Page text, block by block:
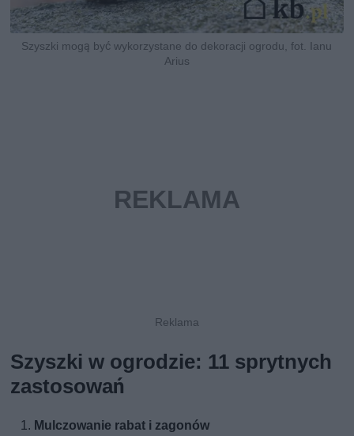
Szyszki mogą być wykorzystane do dekoracji ogrodu, fot. Ianu
Arius
Szyszki w ogrodzie: 11 sprytnych
zastosowań
Mulczowanie rabat i zagonów